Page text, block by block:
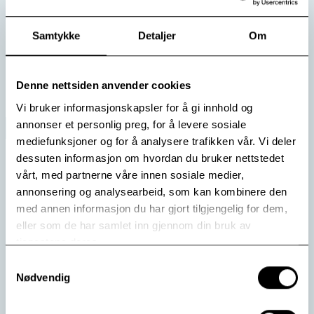
Samtykke Detaljer Om
Denne nettsiden anvender cookies
Vi bruker informasjonskapsler for å gi innhold og
annonser et personlig preg, for å levere sosiale
mediefunksjoner og for å analysere trafikken vår. Vi deler
dessuten informasjon om hvordan du bruker nettstedet
vårt, med partnerne våre innen sosiale medier,
annonsering og analysearbeid, som kan kombinere den
med annen informasjon du har gjort tilgjengelig for dem,
eller som de har samlet inn gjennom din bruk av
tjenestene deres.
Nødvendig
Presentasjonen, som åpnet konferansen, høstet stor